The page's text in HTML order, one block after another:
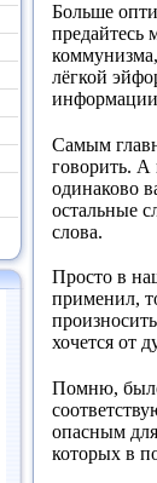
Больше
предайтесь
лёгкой
Самым
говорить. А
одинаково
остальные
слова.
Просто в
применил,
хочется от
Помню, было
опасным
которых в